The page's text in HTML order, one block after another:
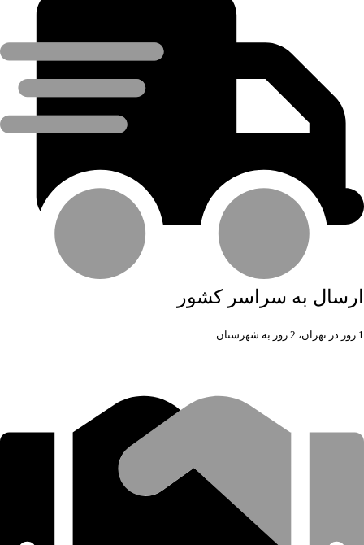
ارسال به سراسر کشور
1 روز در تهران، 2 روز به شهرستان